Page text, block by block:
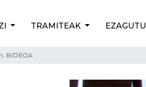
TRAMITEAK EZAGUTU
BIDEOA